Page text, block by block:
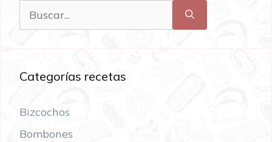
Categorías recetas
Bizcochos
Bombones